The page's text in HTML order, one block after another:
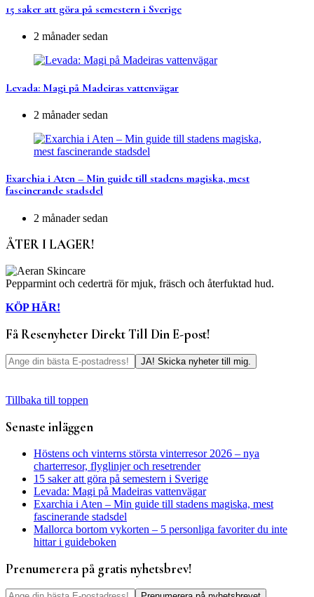
15 saker att göra på semestern i Sverige
2 månader sedan
Levada: Magi på Madeiras vattenvägar
2 månader sedan
Exarchia i Aten – Min guide till stadens magiska, mest
fascinerande stadsdel
2 månader sedan
ÅTER I LAGER!
Pepparmint och cederträ för mjuk, fräsch och återfuktad hud.
KÖP HÄR!
Få Resenyheter Direkt Till Din E-post!
Tillbaka till toppen
Senaste inläggen
Höstens och vinterns största vinterresor 2026 – nya
charterresor, flyglinjer och resetrender
15 saker att göra på semestern i Sverige
Levada: Magi på Madeiras vattenvägar
Exarchia i Aten – Min guide till stadens magiska, mest
fascinerande stadsdel
Mallorca bortom vykorten – 5 personliga favoriter du inte
hittar i guideboken
Prenumerera på gratis nyhetsbrev!